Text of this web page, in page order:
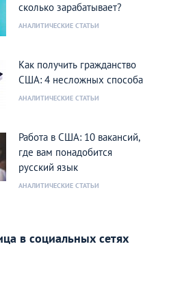
сколько зарабатывает?
АНАЛИТИЧЕСКИЕ СТАТЬИ
Как получить гражданство
США: 4 несложных способа
АНАЛИТИЧЕСКИЕ СТАТЬИ
Работа в США: 10 вакансий,
где вам понадобится
русский язык
АНАЛИТИЧЕСКИЕ СТАТЬИ
в социальных сетях